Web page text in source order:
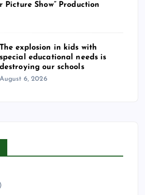
Picture Show” Production
The explosion in kids with
special educational needs is
destroying our schools
August 6, 2026